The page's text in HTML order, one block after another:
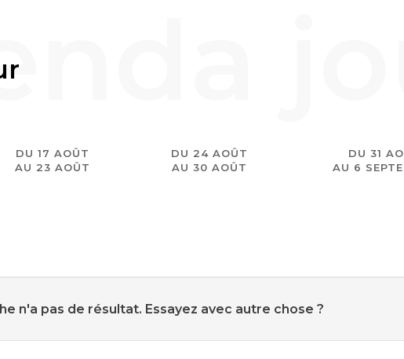
DU 17 AOÛT
AU 23 AOÛT
DU 24 AOÛT
AU 30 AOÛT
DU 31
AU 6
n'a pas de résultat. Essayez avec autre chose ?